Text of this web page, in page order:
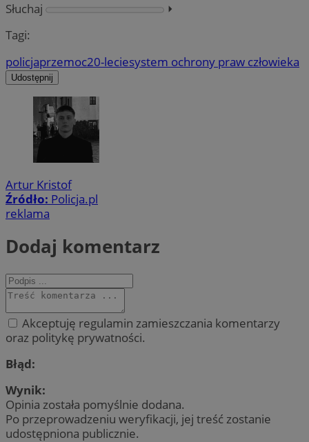
Słuchaj
⏵︎
Tagi:
policjaprzemoc20-leciesystem ochrony praw człowieka
Udostępnij
Artur Kristof
Źródło: Policja.pl
reklama
Dodaj komentarz
Akceptuję regulamin zamieszczania komentarzy
oraz politykę prywatności.
Błąd:
Wynik:
Opinia została pomyślnie dodana.
Po przeprowadzeniu weryfikacji, jej treść zostanie
udostępniona publicznie.